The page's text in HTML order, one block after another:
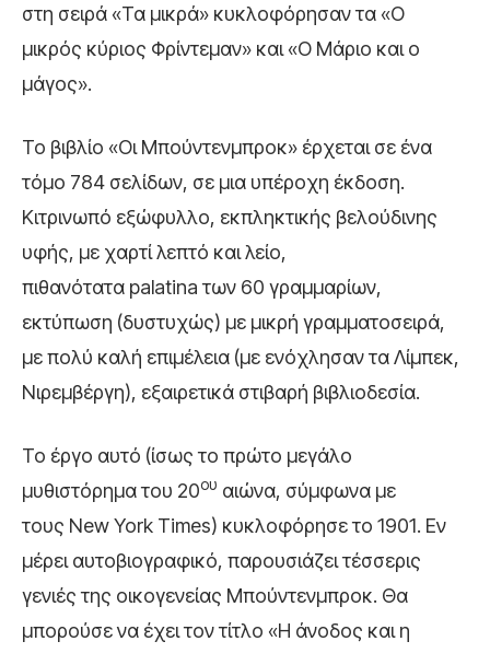
στη σειρά «Τα μικρά» κυκλοφόρησαν τα «Ο
μικρός κύριος Φρίντεμαν» και «Ο Μάριο και ο
μάγος».
Το βιβλίο «Οι Μπούντενμπροκ» έρχεται σε ένα
τόμο 784 σελίδων, σε μια υπέροχη έκδοση.
Κιτρινωπό εξώφυλλο, εκπληκτικής βελούδινης
υφής, με χαρτί λεπτό και λείο,
πιθανότατα palatina των 60 γραμμαρίων,
εκτύπωση (δυστυχώς) με μικρή γραμματοσειρά,
με πολύ καλή επιμέλεια (με ενόχλησαν τα Λίμπεκ,
Νιρεμβέργη), εξαιρετικά στιβαρή βιβλιοδεσία.
Το έργο αυτό (ίσως το πρώτο μεγάλο
μυθιστόρημα του 20ου αιώνα, σύμφωνα με
τους New York Times) κυκλοφόρησε το 1901. Εν
μέρει αυτοβιογραφικό, παρουσιάζει τέσσερις
γενιές της οικογενείας Μπούντενμπροκ. Θα
μπορούσε να έχει τον τίτλο «Η άνοδος και η